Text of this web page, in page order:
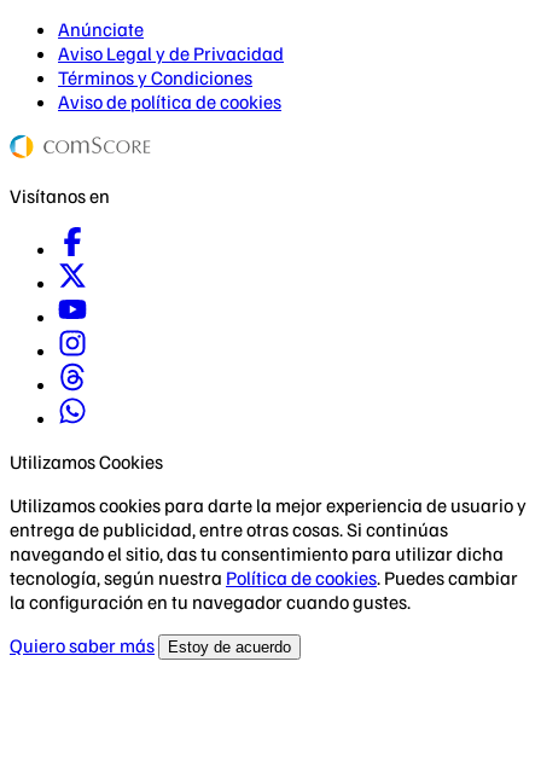
Anúnciate
Aviso Legal y de Privacidad
Términos y Condiciones
Aviso de política de cookies
Visítanos en
Utilizamos Cookies
Utilizamos cookies para darte la mejor experiencia de usuario y
entrega de publicidad, entre otras cosas. Si continúas
navegando el sitio, das tu consentimiento para utilizar dicha
tecnología, según nuestra Política de cookies. Puedes cambiar
la configuración en tu navegador cuando gustes.
Quiero saber más
Estoy de acuerdo